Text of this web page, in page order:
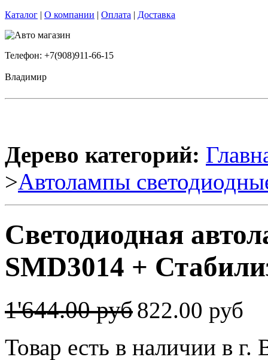
Каталог | О компании | Оплата | Доставка
Телефон: +7(908)911-66-15
Владимир
Дерево категорий:
>Автолампы
Светодиодная
SMD3014 +
1'644.00 руб822.00 руб
Товар есть в наличии в г.